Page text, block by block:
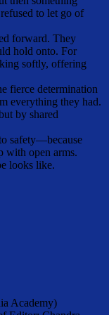
to let go of
forward. They
hold onto. For
softly, offering
fierce determination
everything they had.
by shared
safety—because
with open arms.
looks like.
Academy)